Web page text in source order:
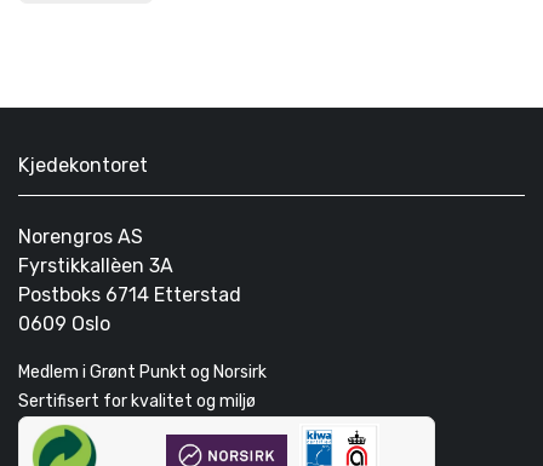
Kjedekontoret
Norengros AS
Fyrstikkallèen 3A
Postboks 6714 Etterstad
0609 Oslo
Medlem i Grønt Punkt og Norsirk
Sertifisert for kvalitet og miljø